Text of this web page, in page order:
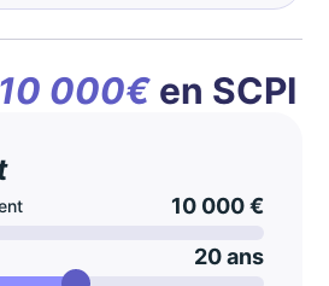
10 000€en SCPI
10 000 €
20 ans